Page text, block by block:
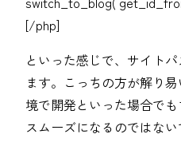
[/php]
といった感じで、サイト
ます。こっちの方が解り
境で開発といった場合で
スムーズになるのではない